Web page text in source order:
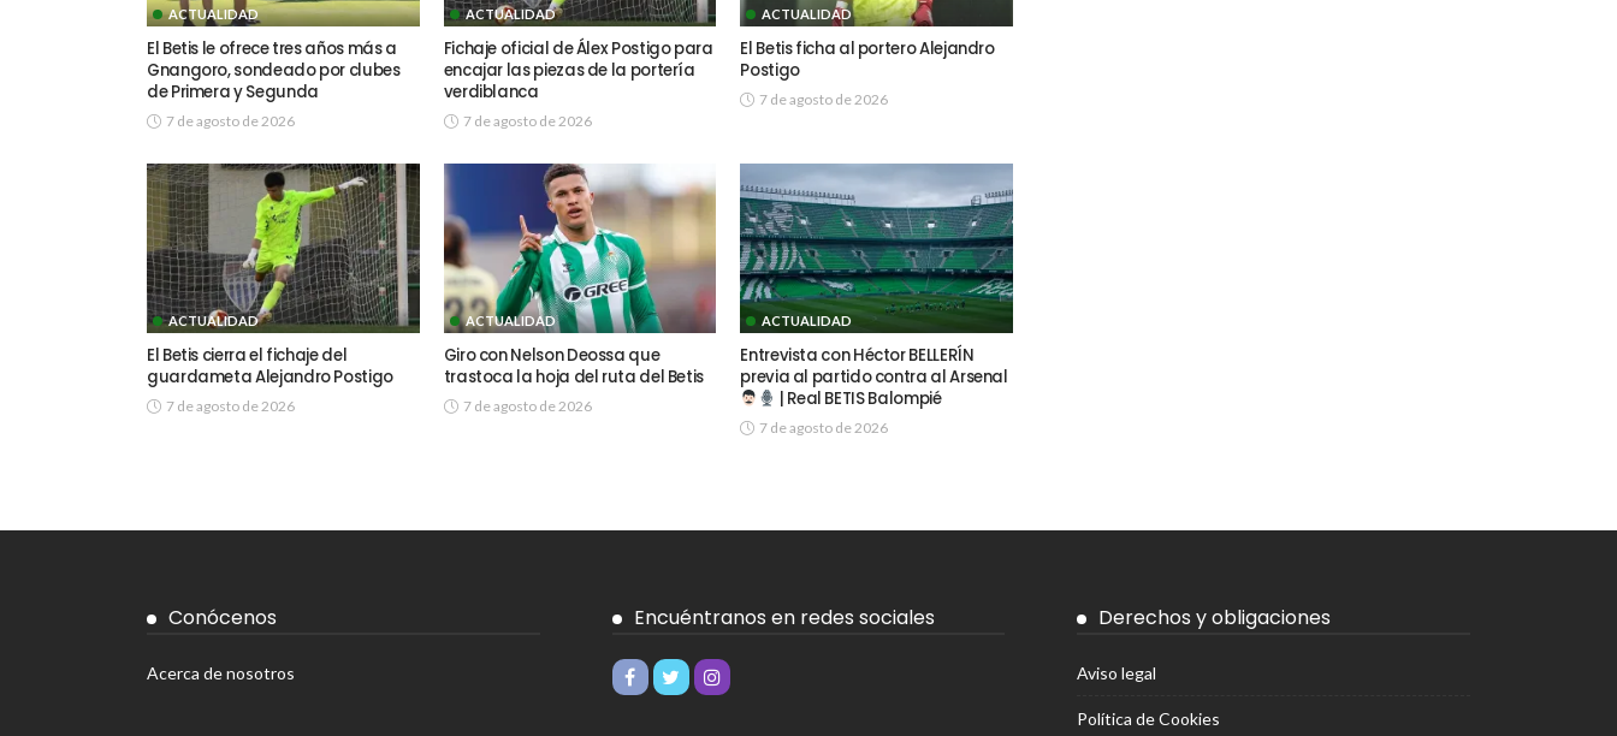
ACTUALIDAD
El Betis le ofrece tres años más a
Gnangoro, sondeado por clubes
de Primera y Segunda
7 de agosto de 2026
ACTUALIDAD
Fichaje oficial de Álex Postigo para
encajar las piezas de la portería
verdiblanca
7 de agosto de 2026
ACTUALIDAD
El Betis ficha al portero Alejandro
Postigo
7 de agosto de 2026
ACTUALIDAD
El Betis cierra el fichaje del
guardameta Alejandro Postigo
7 de agosto de 2026
ACTUALIDAD
Giro con Nelson Deossa que
trastoca la hoja del ruta del Betis
7 de agosto de 2026
ACTUALIDAD
Entrevista con Héctor BELLERÍN
previa al partido contra al Arsenal
| Real BETIS Balompié
7 de agosto de 2026
Conócenos
Acerca de nosotros
Encuéntranos en redes sociales Derechos y obligaciones
Aviso legal
Política de Cookies